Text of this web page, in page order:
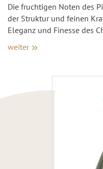
Die fruchtigen Noten des
der Struktur und feinen
Eleganz und Finesse des
weiter